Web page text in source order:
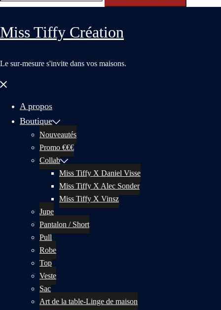
Miss Tiffy Création
Le sur-mesure s'invite dans vos maisons.
Fermer
A propos
Boutique
Nouveautés
Promo €€€
Collab
Miss Tiffy X Daniel Visse
Miss Tiffy X Alec Sonder
Miss Tiffy X Vinsz
Jupe
Pantalon / Short
Pull
Robe
Top
Veste
Sac
Art de la table-Linge de maison